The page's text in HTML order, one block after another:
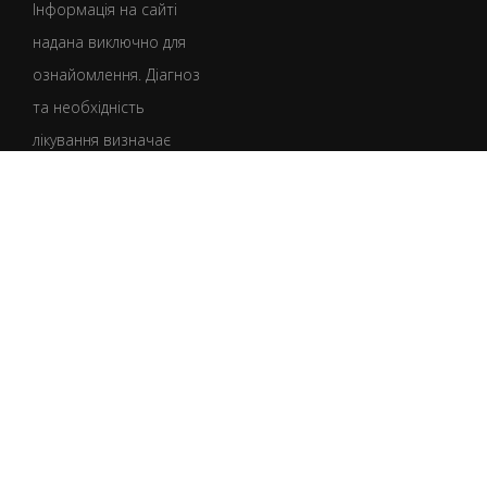
Інформація на сайті
надана виключно для
ознайомлення. Діагноз
та необхідність
лікування визначає